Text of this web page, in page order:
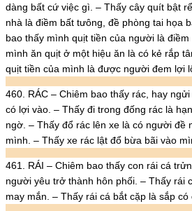
dàng bất cứ việc gì. – Thấy cây quít bật
nhà là điềm bất tưông, đề phòng tai họa
bao thấy mình quịt tiền của người là
mình ăn quịt ở một hiệu ăn là có kẻ rắp
quịt tiền của mình là được người đem lợi
460. RÁC – Chiêm bao thấy rác, hay
có lợi vào. – Thấy đi trong đống rác là
ngờ. – Thấy đổ rác lên xe là có người đề
mình. – Thấy xe rác lật đổ bừa bãi vào
461. RÁI – Chiêm bao thấy con rái cá
người yêu trở thành hôn phối. – Thấy rái
may mắn. – Thấy rái cá bắt cặp là sắp có